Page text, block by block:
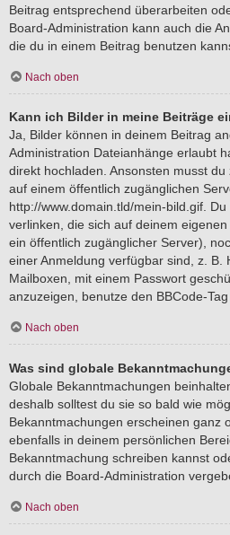
Beitrag entsprechend überarbeiten
Board-Administration kann auch die
die du in einem Beitrag benutzen
Nach oben
Kann ich Bilder in meine Beiträge
Ja, Bilder können in deinem Beitrag
Administration Dateianhänge erlaubt
direkt hochladen. Ansonsten musst
auf einem öffentlich zugänglichen
http://www.domain.tld/mein-bild.gif.
verlinken, die sich auf deinem
ein öffentlich zugänglicher Server),
einer Anmeldung verfügbar sind, z. B.
Mailboxen, mit einem Passwort
anzuzeigen, benutze den BBCode-Tag
Nach oben
Was sind globale
Globale Bekanntmachungen
deshalb solltest du sie so bald wie
Bekanntmachungen erscheinen ganz
ebenfalls in deinem persönlichen
Bekanntmachung schreiben kannst
durch die Board-Administration
Nach oben